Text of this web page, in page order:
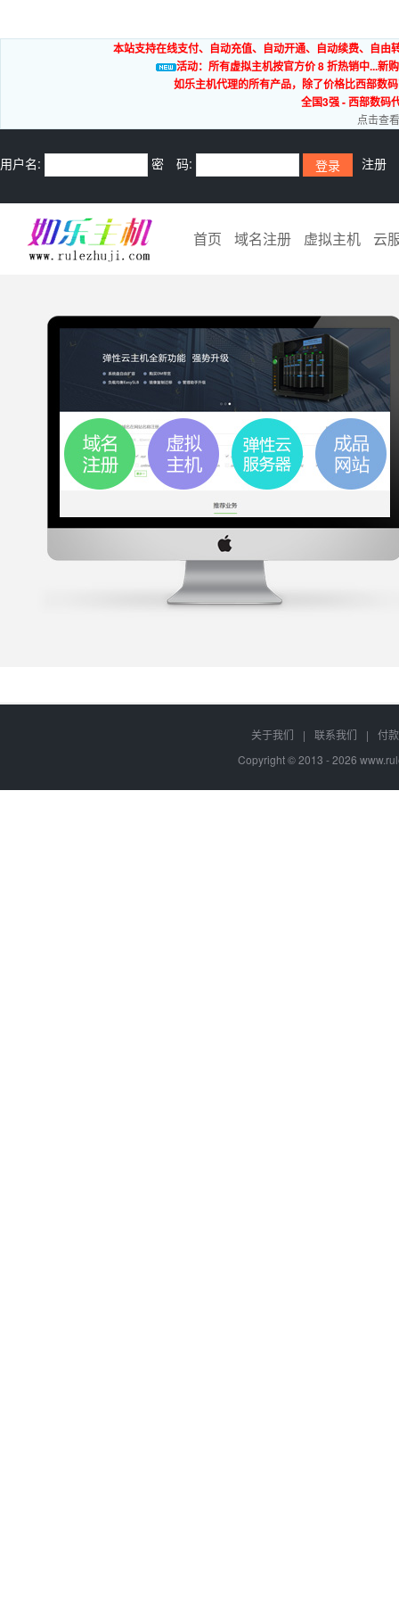
本站支持在线支付、自动充值、自动开通、自动续费、自
活动：所有虚拟主机按官方价 8 折热销中...新
如乐主机代理的所有产品，除了价格比西部数
全国3强 - 西部数
点击查
用户名: 密 码: 注册
首页 域名注册 虚拟主机 云
关于我们 | 联系我们 |
付
Copyright © 2013 - 2026